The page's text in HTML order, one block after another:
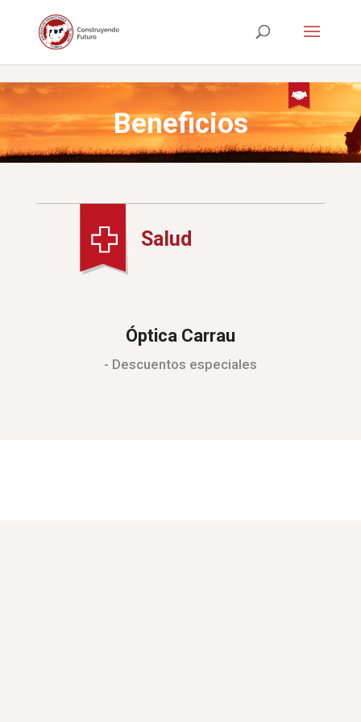
Beneficios
Salud
Óptica Carrau
- Descuentos especiales